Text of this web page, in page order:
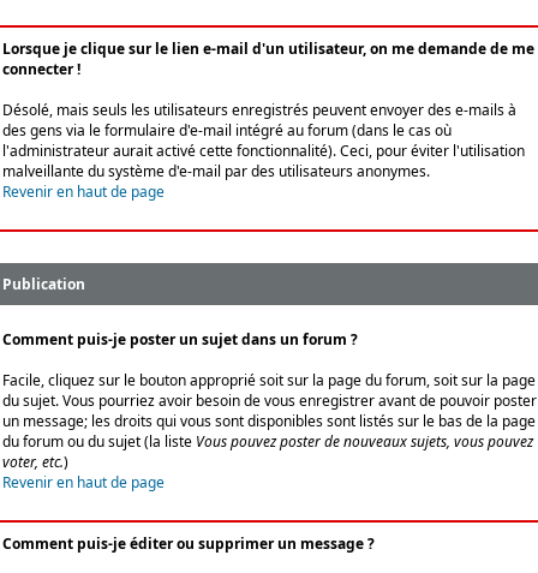
Lorsque je clique sur le lien e-mail d'un utilisateur, on me demande de me
connecter !
Désolé, mais seuls les utilisateurs enregistrés peuvent envoyer des e-mails à
des gens via le formulaire d'e-mail intégré au forum (dans le cas où
l'administrateur aurait activé cette fonctionnalité). Ceci, pour éviter l'utilisation
malveillante du système d'e-mail par des utilisateurs anonymes.
Revenir en haut de page
Publication
Comment puis-je poster un sujet dans un forum ?
Facile, cliquez sur le bouton approprié soit sur la page du forum, soit sur la page
du sujet. Vous pourriez avoir besoin de vous enregistrer avant de pouvoir poster
un message; les droits qui vous sont disponibles sont listés sur le bas de la page
du forum ou du sujet (la liste Vous pouvez poster de nouveaux sujets, vous pouvez
voter, etc.)
Revenir en haut de page
Comment puis-je éditer ou supprimer un message ?